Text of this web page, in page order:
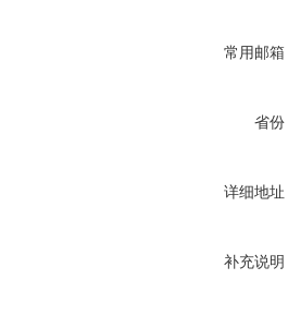
常用邮箱
省份
详细地址
补充说明